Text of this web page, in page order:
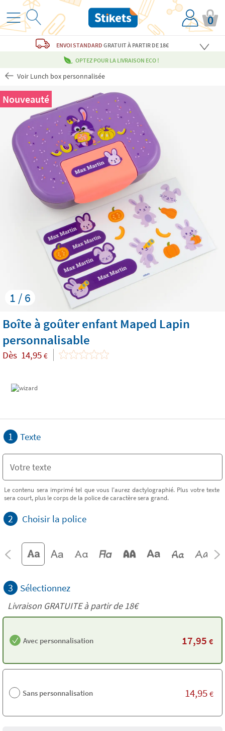
0
ENVOI STANDARDGRATUITÀ PARTIR DE 18€
OPTEZ POUR LA LIVRAISON ECO !
Voir Lunch box personnalisée
1 / 6
Nouveauté
Boîte à goûter enfant Maped Lapin
personnalisable
Dès 14,95 €
1 Texte
Le contenu sera imprimé tel que vous l'aurez dactylographié. Plus votre texte
sera court, plus le corps de la police de caractère sera grand.
2 Choisir la police
3 Sélectionnez
Livraison GRATUITE à partir de18€
Avec personnalisation 17,95 €
Sans personnalisation 14,95 €